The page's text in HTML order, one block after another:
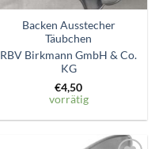
Backen Ausstecher
Täubchen
RBV Birkmann GmbH & Co.
KG
€4,50
vorrätig